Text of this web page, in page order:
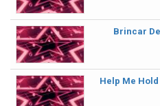
Brincar
Help Me